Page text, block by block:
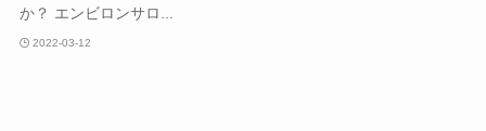
か？ エンビロンサロ...
2022-03-12